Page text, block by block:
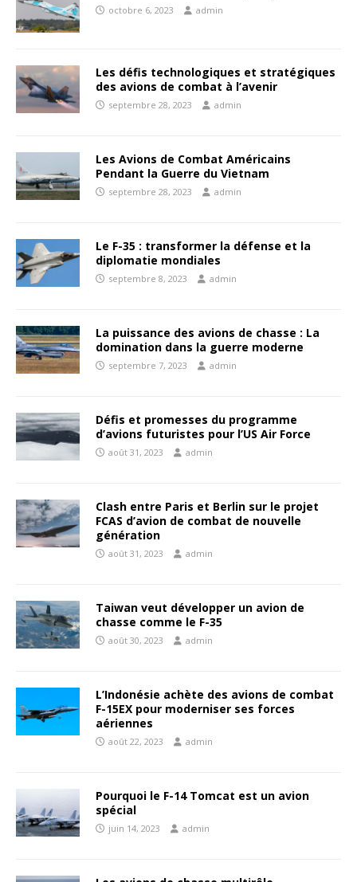
octobre 6, 2023 admin
Les défis technologiques et stratégiques
des avions de combat à l’avenir
septembre 28, 2023 admin
Les Avions de Combat Américains
Pendant la Guerre du Vietnam
septembre 28, 2023 admin
Le F-35 : transformer la défense et la
diplomatie mondiales
septembre 8, 2023 admin
La puissance des avions de chasse : La
domination dans la guerre moderne
septembre 7, 2023 admin
Défis et promesses du programme
d’avions futuristes pour l’US Air Force
août 31, 2023 admin
Clash entre Paris et Berlin sur le projet
FCAS d’avion de combat de nouvelle
génération
août 31, 2023 admin
Taiwan veut développer un avion de
chasse comme le F-35
août 30, 2023 admin
L’Indonésie achète des avions de combat
F-15EX pour moderniser ses forces
aériennes
août 22, 2023 admin
Pourquoi le F-14 Tomcat est un avion
spécial
juin 14, 2023 admin